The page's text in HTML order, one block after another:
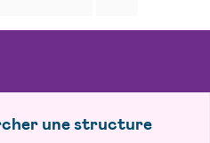
recherche
une structure